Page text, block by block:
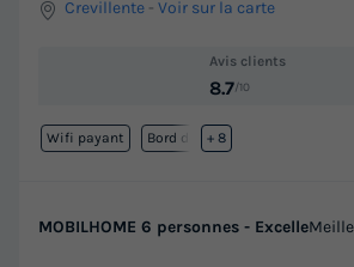
Crevillente -Voir sur la carte
Avis clients
8.7/10
Wifi payant Bord de mer
+ 8
MOBILHOME 6 personnes - Excelle